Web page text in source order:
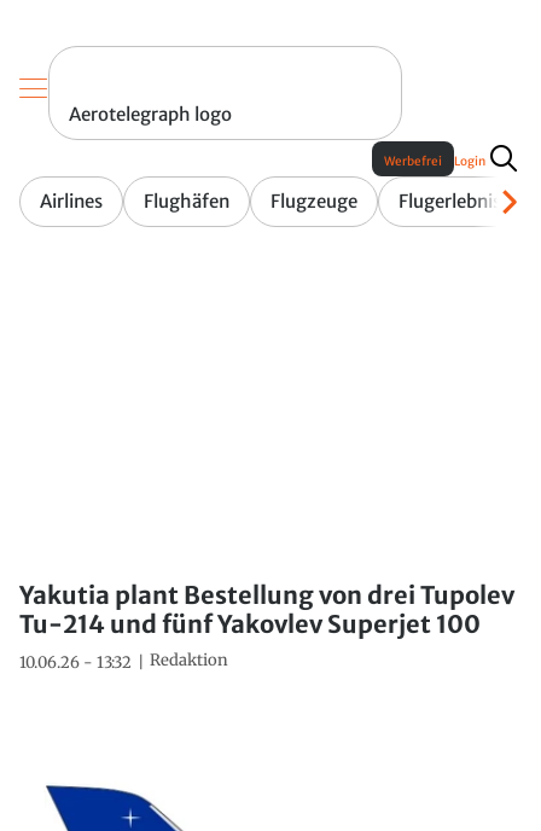
Aerotelegraph logo
Airlines Flughäfen Flugzeuge Flugerlebnis
Werbefrei Login
Yakutia plant Bestellung von drei Tupolev
Tu-214 und fünf Yakovlev Superjet 100
10.06.26 - 13:32 Redaktion